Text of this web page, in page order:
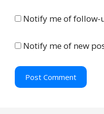
t Notify me of follow-
Notify me of new